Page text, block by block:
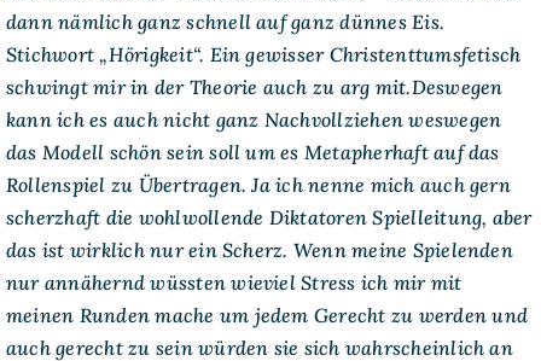
dann nämlich ganz schnell auf ganz dünnes Eis.
Stichwort „Hörigkeit“. Ein gewisser Christenttumsfetisch
schwingt mir in der Theorie auch zu arg mit.Deswegen
kann ich es auch nicht ganz Nachvollziehen weswegen
das Modell schön sein soll um es Metapherhaft auf das
Rollenspiel zu Übertragen. Ja ich nenne mich auch gern
scherzhaft die wohlwollende Diktatoren Spielleitung, aber
das ist wirklich nur ein Scherz. Wenn meine Spielenden
nur annähernd wüssten wieviel Stress ich mir mit
meinen Runden mache um jedem Gerecht zu werden und
auch gerecht zu sein würden sie sich wahrscheinlich an